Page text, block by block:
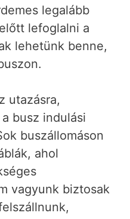
legalább
lefoglalni a
lehetünk benne,
utazásra,
busz indulási
buszállomáson
ahol
vagyunk biztosak